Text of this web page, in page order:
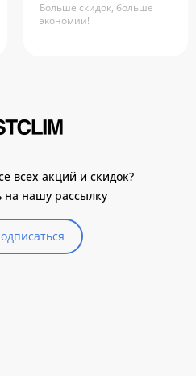
Больше скидок, больше
экономии!
всех акций и скидок?
нашу рассылку